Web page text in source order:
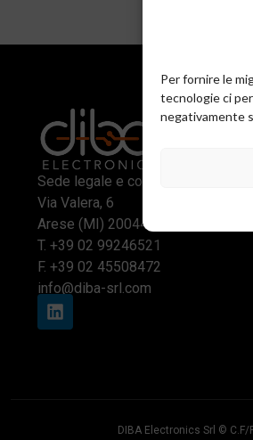
Per fornire le
tecnologie ci
negativamente
Sede legale e commerciale:
Via Valera, 6
Arese (MI) 20044
T. +39 02 99246521
F. +39 02 45508472
info@diba-srl.com
DIBA Electronics Srl © C.F/